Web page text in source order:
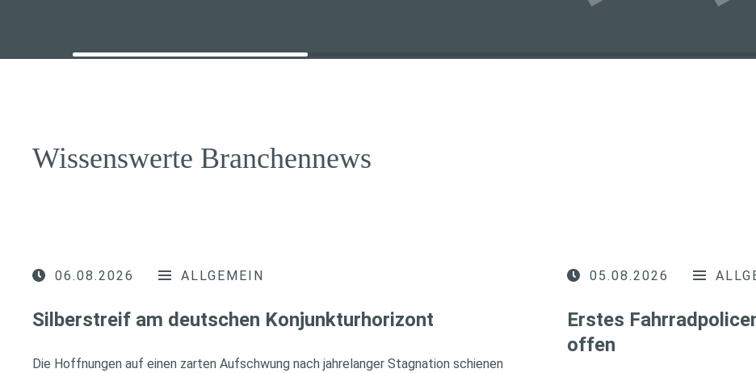
Wissenswerte Branchennews
06.08.2026 ALLGEMEIN
Silberstreif am deutschen Konjunkturhorizont
Die Hoffnungen auf einen zarten Aufschwung nach jahrelanger Stagnation schienen
05.08.2026
Erstes
offen